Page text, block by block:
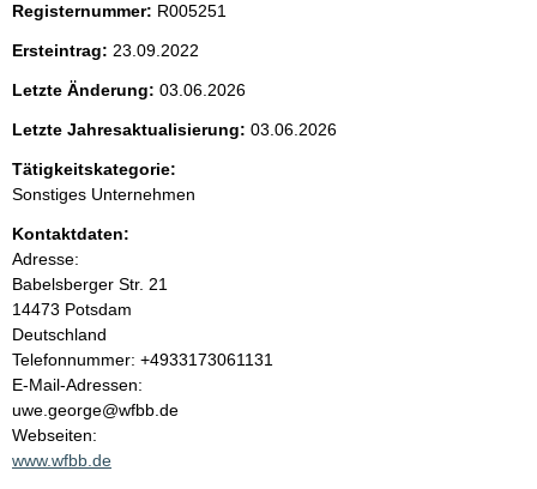
t
e
n
i
n
h
a
l
t
Registernummer: R005251
Ersteintrag: 23.09.2022
Letzte Änderung: 03.06.2026
Letzte Jahresaktualisierung: 03.06.2026
Tätigkeitskategorie:
Sonstiges Unternehmen
Kontaktdaten:
Adresse:
Babelsberger Str. 21
14473 Potsdam
Deutschland
K
o
n
t
a
Telefonnummer: +4933173061131
E-Mail-Adressen:
uwe.george@wfbb.de
Webseiten:
www.wfbb.de